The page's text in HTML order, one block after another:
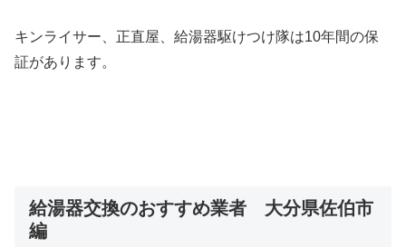
キンライサー、正直屋、給湯器駆けつけ隊は10年間の保
証があります。
給湯器交換のおすすめ業者 大分県佐伯市
編